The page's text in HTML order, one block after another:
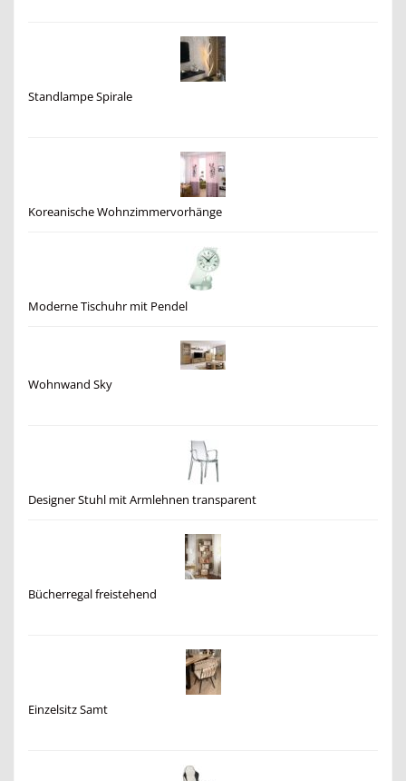
Standlampe Spirale
Koreanische Wohnzimmervorhänge
Moderne Tischuhr mit Pendel
Wohnwand Sky
Designer Stuhl mit Armlehnen transparent
Bücherregal freistehend
Einzelsitz Samt